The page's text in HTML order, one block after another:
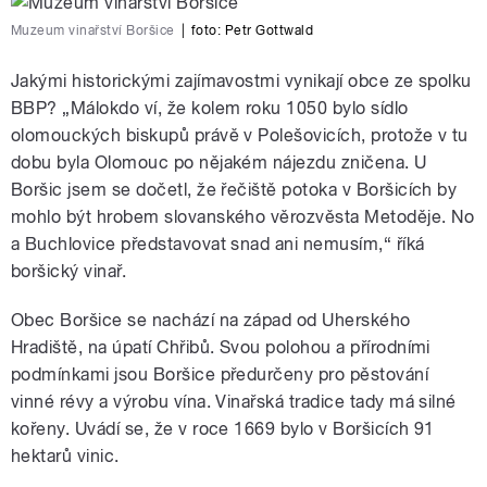
Muzeum vinařství Boršice foto: Petr Gottwald
Jakými historickými zajímavostmi vynikají obce ze spolku
BBP? „Málokdo ví, že kolem roku 1050 bylo sídlo
olomouckých biskupů právě v Polešovicích, protože v tu
dobu byla Olomouc po nějakém nájezdu zničena. U
Boršic jsem se dočetl, že řečiště potoka v Boršicích by
mohlo být hrobem slovanského věrozvěsta Metoděje. No
a Buchlovice představovat snad ani nemusím,“ říká
boršický vinař.
Obec Boršice se nachází na západ od Uherského
Hradiště, na úpatí Chřibů. Svou polohou a přírodními
podmínkami jsou Boršice předurčeny pro pěstování
vinné révy a výrobu vína. Vinařská tradice tady má silné
kořeny. Uvádí se, že v roce 1669 bylo v Boršicích 91
hektarů vinic.